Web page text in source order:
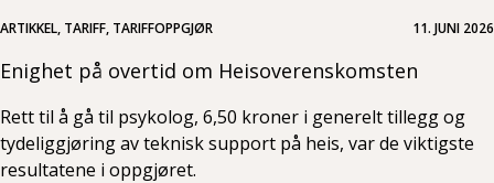
ARTIKKEL, TARIFF, TARIFFOPPGJØR 11. JUNI 2026
Enighet på overtid om Heisoverenskomsten
Rett til å gå til psykolog, 6,50 kroner i generelt tillegg og
tydeliggjøring av teknisk support på heis, var de viktigste
resultatene i oppgjøret.